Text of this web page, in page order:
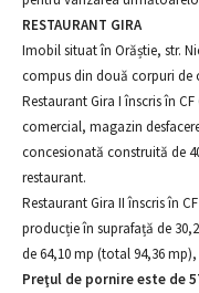
RESTAURANT GIRA
Imobil situat în Orăștie, str.
compus din două corpuri de
Restaurant Gira I înscris în
comercial, magazin
concesionată construită de
restaurant.
Restaurant Gira II înscris în
producție în suprafață de
de 64,10 mp (total 94,36
Preţul de pornire este de